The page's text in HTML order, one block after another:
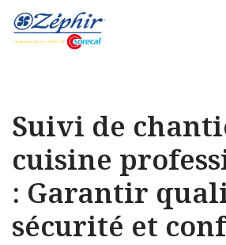
Aller
Suivi de
cuisine
: Garantir
sécurité et